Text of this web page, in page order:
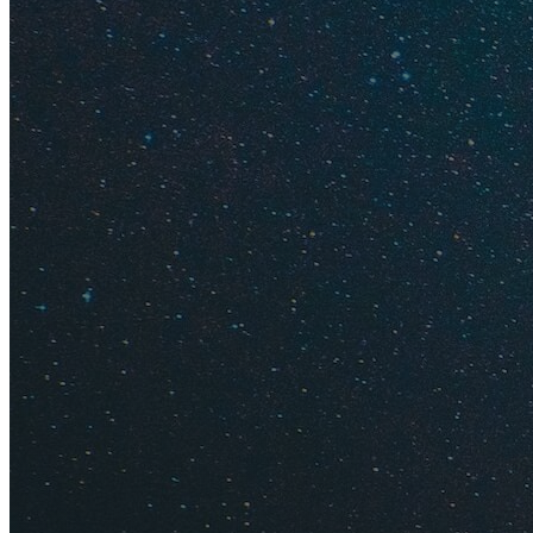
Прибывают они в
соединяющие
и других городов.
Курсируют поезда
вокзала в
37 минут.
билет на поезд и
National-Aeroport